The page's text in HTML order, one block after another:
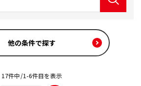
他の条件で探す
17件中/1-6件目を表示